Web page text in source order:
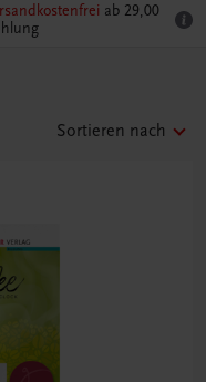
ab 29,00
Sortieren nach